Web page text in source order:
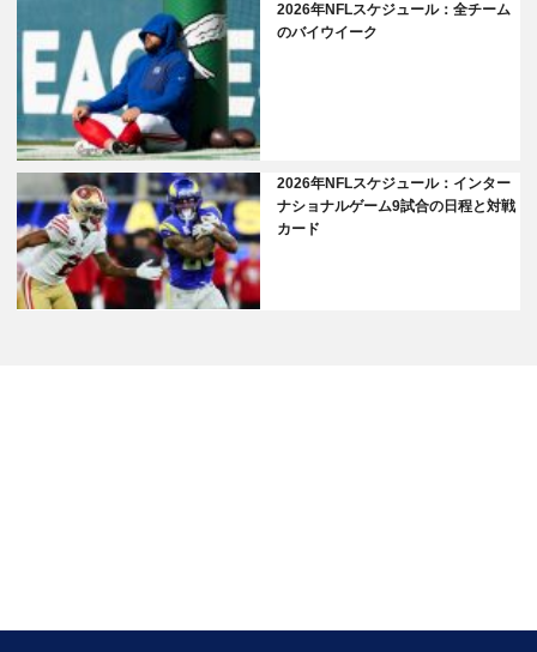
2026年NFLスケジュール：全チーム
のバイウイーク
2026年NFLスケジュール：インター
ナショナルゲーム9試合の日程と対戦
カード